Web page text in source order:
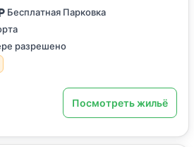
Бесплатная Парковка
разрешено
Посмотреть жильё